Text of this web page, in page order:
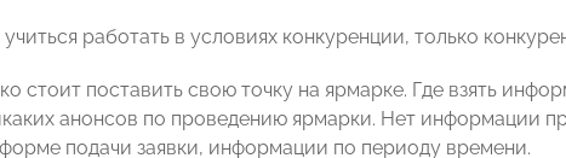
работать в условиях конкуренции, только
стоит поставить свою точку на ярмарке. Где взять
анонсов по проведению ярмарки. Нет информации
подачи заявки, информации по периоду времени.